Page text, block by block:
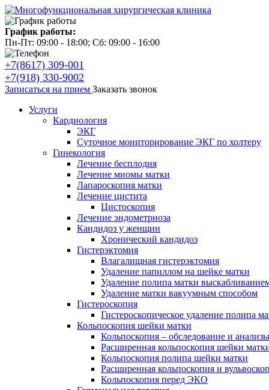
График работы:
Пн-Пт: 09:00 - 18:00; Сб: 09:00 - 16:00
+7(8617) 309-001
+7(918) 330-9002
Записаться на прием Заказать звонок
Услуги
Кардиология
ЭКГ
Суточное мониторирование ЭКГ по холтеру
Гинекология
Лечение бесплодия
Лечение миомы матки
Лапароскопия матки
Лечение цистита
Цистоскопия
Лечение эндометриоза
Кандидоз у женщин
Хронический кандидоз
Гистерэктомия
Влагалищная гистерэктомия
Удаление папиллом на шейке матки
Удаление полипа матки
Удаление матки вакуумным способом
Гистероскопия
Гистероскопическое удаление полипа
Кольпоскопия шейки матки
Кольпоскопия – обследование и анализы
Расширенная кольпоскопия шейки
Кольпоскопия полипа шейки матки
Расширенная кольпоскопия и
Кольпоскопия перед ЭКО